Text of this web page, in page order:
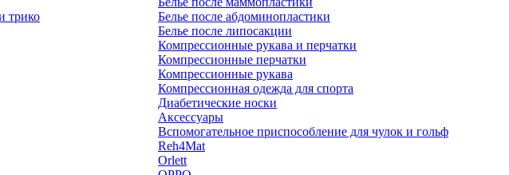
трико
Белье после абдоминопластики
Белье после липосакции
Компрессионные рукава и перчатки
Компрессионные перчатки
Компрессионные рукава
Компрессионная одежда для спорта
Диабетические носки
Аксессуары
Вспомогательное приспособление для чулок и гольф
Reh4Mat
Orlett